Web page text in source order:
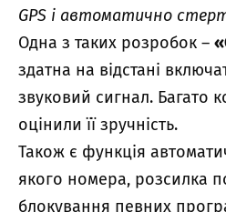
GPS і автоматично
Одна з таких розробок –
здатна на відстані
звуковий сигнал. Багато
оцінили її зручність.
Також є функція
якого номера, розсилка
блокування певних